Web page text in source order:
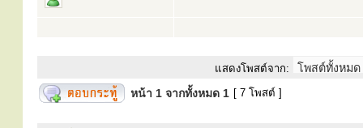
แสดงโพสต์จาก:
หน้า 1 จากทั้งหมด 1 [ 7 โพสต์ ]